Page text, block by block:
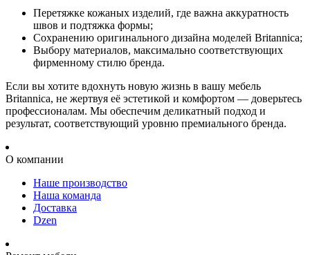
Перетяжке кожаных изделий, где важна аккуратность
швов и подтяжка формы;
Сохранению оригинального дизайна моделей Britannica;
Выбору материалов, максимально соответствующих
фирменному стилю бренда.
Если вы хотите вдохнуть новую жизнь в вашу мебель
Britannica, не жертвуя её эстетикой и комфортом — доверьтесь
профессионалам. Мы обеспечим деликатный подход и
результат, соответствующий уровню премиального бренда.
О компании
Наше производство
Наша команда
Доставка
Dzen